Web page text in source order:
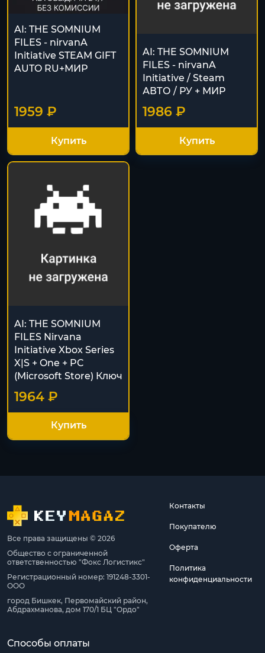
AI: THE SOMNIUM
FILES - nirvanA
Initiative STEAM GIFT
AUTO RU+МИР
1959 ₽
Купить
AI: THE SOMNIUM
FILES - nirvanA
Initiative / Steam
АВТО / РУ + МИР
1986 ₽
Купить
AI: THE SOMNIUM
FILES Nirvana
Initiative Xbox Series
X|S + One + PC
(Microsoft Store) Ключ
1964 ₽
Купить
Все права защищены © 2026
Общество с ограниченной
ответственностью "Фокс Логистикс"
Регистрационный номер: 191248-3301-
ООО
город Бишкек, Первомайский район,
Абдрахманова, дом 170/1 БЦ "Ордо"
Контакты
Покупателю
Оферта
Политика
конфиденциальности
Способы оплаты